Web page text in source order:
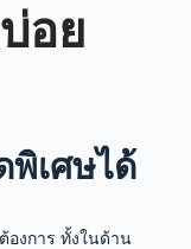
อย
พิเศษได้
องการ ทั้งในด้าน